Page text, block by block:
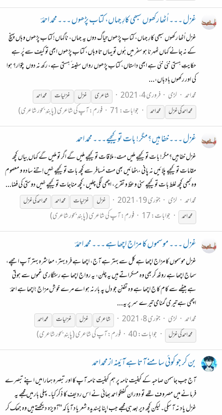
غزل ۔۔۔ اُٹھا رکھوں سبھی کارِ جہاں، کتاب پڑھوں ۔۔۔ محمد احمدؔ
غزل اُٹھا رکھوں سبھی کارِ جہاں، کتاب پڑھوں تیاگ دوں یہ جہاں، ناگہاں! کتاب پڑھوں وہاں پہنچ
کے نہ جانے کہاں ٹھہرنا ہو سفر میں ہُوں تو یہاں تا وہاں، کتاب پڑھوں ابھی تو کیف سے پُر ہے
حکایتِ ہستی نئی نئی ہے ابھی داستاں، کتاب پڑھوں رواں سفینہ ٴ ہستی ہے، رکھ نہ دوں پتوار؟ ہوا
کی اور رکھوں بادباں،...
محمداحمد لڑی فروری 4، 2021 شاعری غزل غزلیات محمداحمد
محمداحمدکیغزل محمداحمد جوابات: 71 فورم:آپ کی شاعری (پابندِ بحور شاعری)
غزل ۔۔۔خفا ہیں؟مگر! بات تو کیجیے۔۔۔ محمد احمد
غزل خفا ہیں؟مگر! بات تو کیجیے ملیں مت، ملاقات تو کیجیے ملیں گے اگر تو ملیں گے کہاں بیاں کچھ
مقامات تو کیجیے پلائیں نہ پانی ،بٹھائیں بھی مت مُسافر سے کچھ بات تو کیجیے نہیں اِتنے سادہ و معصوم
وہ کبھی کچھ غلط بات تو کیجیے سنی وعظ و تقریر، اچھی لگی چلیں ،کچھ مناجات تو کیجیے نہیں دوستی کی فضا...
محمداحمد لڑی جنوری 19، 2021 غزل غزلیات محمداحمد محمداحمدکیغزل
محمداحمد جوابات: 17 فورم:آپ کی شاعری (پابندِ بحور شاعری)
غزل ۔۔۔ موسموں کا مزاج اچھا ہے ۔۔۔ محمد احمدؔ
غزل موسموں کا مزاج اچھا ہے کل سے بہتر ہے آج، اچھا ہے فرد بہتر، معاشرہ بہتر آپ اچھے،
سماج اچھا ہے روٹھ کر بھی وہ مسکراتے ہیں یہ چلن، یہ رواج اچھا ہے رستگاری غموں سے ہوتی
ہے بیٹھے سے کام کاج اچھا ہے وہ تفنن جو دل پہ بار نہ ہو اے مرے خوش مزاج !اچھا ہے احمدؔ
اچھی ہے تیری گمنامی تیرے سر پر یہ...
محمداحمد لڑی جنوری 8، 2021 شاعری غزل غزلیات محمداحمد
محمداحمدکیغزل جوابات: 40 فورم:آپ کی شاعری (پابندِ بحور شاعری)
بن کر جو کوئی سامنے آتا ہے آئینہ از محمداحمد
آج جب جاسمن صاحبہ کے کیفیت نامہ پر ہم کیفیت نامہ آپ کا اور تبصرہ ہمارا میں اپنے تبصرے
فرمانے میں مصروف تھے تو دوران گفتگو احمد بھائی نے اس ردیف کا ذکر کیا۔ پہلی بار میں مجھے یہ
غزل یاد نہ آ سکی۔ لیکن کچھ دیر بعد ہی مجھے جب اپنا پسندیدہ شعر یاد آیا کہ "آویزہ دیکھتے ہیں وہ جھک کر